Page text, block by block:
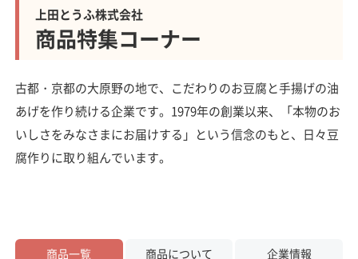
上田とうふ株式会社
商品特集コーナー
古都・京都の大原野の地で、こだわりのお豆腐と手揚げの油
あげを作り続ける企業です。1979年の創業以来、「本物のお
いしさをみなさまにお届けする」という信念のもと、日々豆
腐作りに取り組んでいます。
商品一覧 商品について 企業情報